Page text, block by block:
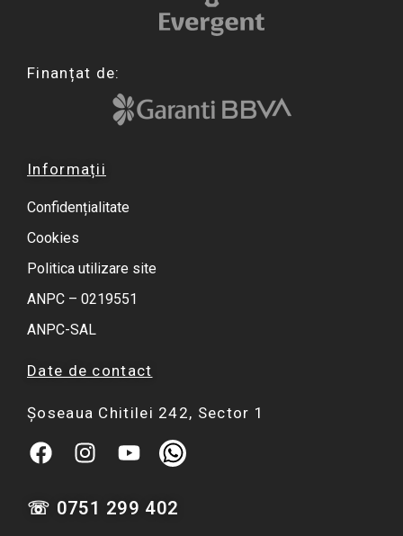
Finanțat de:
Informații
Confidențialitate
Cookies
Politica utilizare site
ANPC – 0219551
ANPC-SAL
Date de contact
Șoseaua Chitilei 242, Sector 1
F
a
c
e
I
n
s
t
Y
u
t
W
h
a
t
☏ 0751 299 402